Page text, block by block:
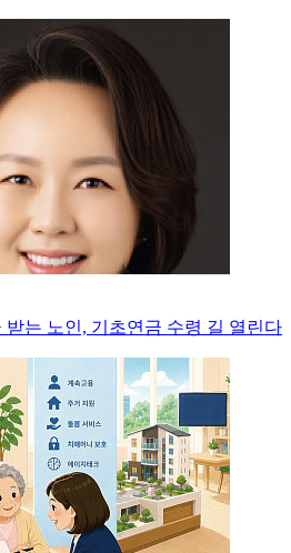
받는 노인, 기초연금 수령 길 열린다